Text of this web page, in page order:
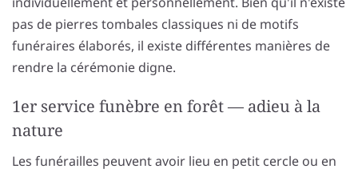
pas de pierres tombales classiques ni de motifs
funéraires élaborés, il existe différentes manières de
rendre la cérémonie digne.
1er service funèbre en forêt — adieu à la
nature
Les funérailles peuvent avoir lieu en petit cercle ou en